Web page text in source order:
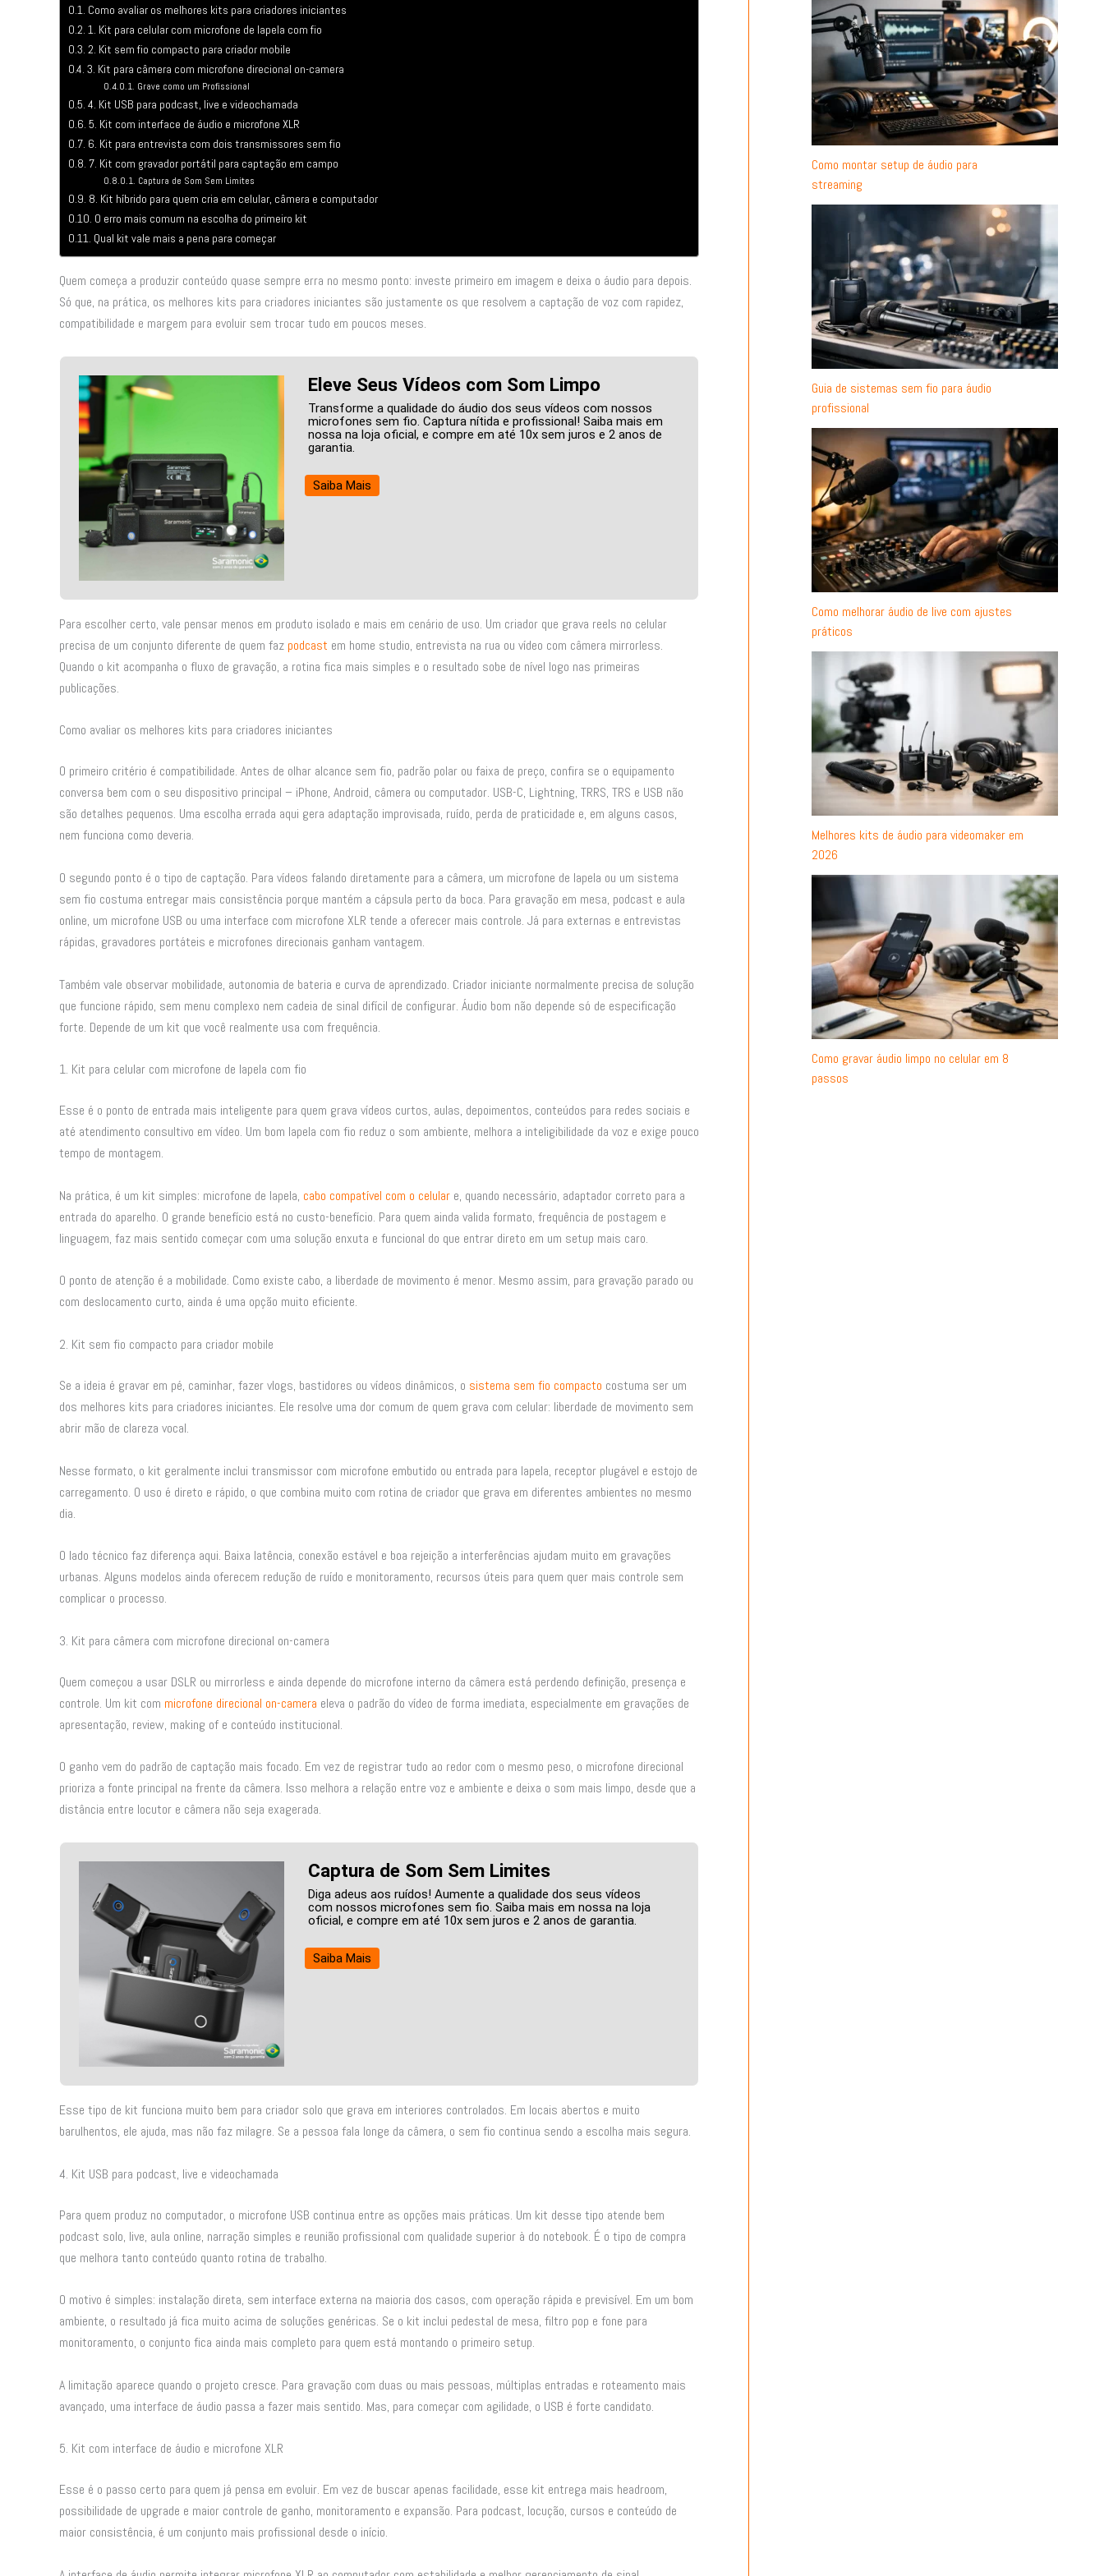
Como avaliar os melhores kits para criadores iniciantes
1. Kit para celular com microfone de lapela com fio
2. Kit sem fio compacto para criador mobile
3. Kit para câmera com microfone direcional on-camera
Grave como um Profissional
4. Kit USB para podcast, live e videochamada
5. Kit com interface de áudio e microfone XLR
6. Kit para entrevista com dois transmissores sem fio
7. Kit com gravador portátil para captação em campo
Captura de Som Sem Limites
8. Kit híbrido para quem cria em celular, câmera e computador
O erro mais comum na escolha do primeiro kit
Qual kit vale mais a pena para começar
Quem começa a produzir conteúdo quase sempre erra no mesmo ponto: investe primeiro em imagem e deixa o áudio para depois.
Só que, na prática, os melhores kits para criadores iniciantes são justamente os que resolvem a captação de voz com rapidez,
compatibilidade e margem para evoluir sem trocar tudo em poucos meses.
Eleve Seus Vídeos com Som Limpo
Transforme a qualidade do áudio dos seus vídeos com nossos
microfones sem fio. Captura nítida e profissional! Saiba mais em
nossa na loja oficial, e compre em até 10x sem juros e 2 anos de
garantia.
Saiba Mais
Para escolher certo, vale pensar menos em produto isolado e mais em cenário de uso. Um criador que grava reels no celular
precisa de um conjunto diferente de quem faz podcast em home studio, entrevista na rua ou vídeo com câmera mirrorless.
Quando o kit acompanha o fluxo de gravação, a rotina fica mais simples e o resultado sobe de nível logo nas primeiras
publicações.
Como avaliar os melhores kits para criadores iniciantes
O primeiro critério é compatibilidade. Antes de olhar alcance sem fio, padrão polar ou faixa de preço, confira se o equipamento
conversa bem com o seu dispositivo principal – iPhone, Android, câmera ou computador. USB-C, Lightning, TRRS, TRS e USB não
são detalhes pequenos. Uma escolha errada aqui gera adaptação improvisada, ruído, perda de praticidade e, em alguns casos,
nem funciona como deveria.
O segundo ponto é o tipo de captação. Para vídeos falando diretamente para a câmera, um microfone de lapela ou um sistema
sem fio costuma entregar mais consistência porque mantém a cápsula perto da boca. Para gravação em mesa, podcast e aula
online, um microfone USB ou uma interface com microfone XLR tende a oferecer mais controle. Já para externas e entrevistas
rápidas, gravadores portáteis e microfones direcionais ganham vantagem.
Também vale observar mobilidade, autonomia de bateria e curva de aprendizado. Criador iniciante normalmente precisa de solução
que funcione rápido, sem menu complexo nem cadeia de sinal difícil de configurar. Áudio bom não depende só de especificação
forte. Depende de um kit que você realmente usa com frequência.
1. Kit para celular com microfone de lapela com fio
Esse é o ponto de entrada mais inteligente para quem grava vídeos curtos, aulas, depoimentos, conteúdos para redes sociais e
até atendimento consultivo em vídeo. Um bom lapela com fio reduz o som ambiente, melhora a inteligibilidade da voz e exige pouco
tempo de montagem.
Na prática, é um kit simples: microfone de lapela, cabo compatível com o celular e, quando necessário, adaptador correto para a
entrada do aparelho. O grande benefício está no custo-benefício. Para quem ainda valida formato, frequência de postagem e
linguagem, faz mais sentido começar com uma solução enxuta e funcional do que entrar direto em um setup mais caro.
O ponto de atenção é a mobilidade. Como existe cabo, a liberdade de movimento é menor. Mesmo assim, para gravação parado ou
com deslocamento curto, ainda é uma opção muito eficiente.
2. Kit sem fio compacto para criador mobile
Se a ideia é gravar em pé, caminhar, fazer vlogs, bastidores ou vídeos dinâmicos, o sistema sem fio compacto costuma ser um
dos melhores kits para criadores iniciantes. Ele resolve uma dor comum de quem grava com celular: liberdade de movimento sem
abrir mão de clareza vocal.
Nesse formato, o kit geralmente inclui transmissor com microfone embutido ou entrada para lapela, receptor plugável e estojo de
carregamento. O uso é direto e rápido, o que combina muito com rotina de criador que grava em diferentes ambientes no mesmo
dia.
O lado técnico faz diferença aqui. Baixa latência, conexão estável e boa rejeição a interferências ajudam muito em gravações
urbanas. Alguns modelos ainda oferecem redução de ruído e monitoramento, recursos úteis para quem quer mais controle sem
complicar o processo.
3. Kit para câmera com microfone direcional on-camera
Quem começou a usar DSLR ou mirrorless e ainda depende do microfone interno da câmera está perdendo definição, presença e
controle. Um kit com microfone direcional on-camera eleva o padrão do vídeo de forma imediata, especialmente em gravações de
apresentação, review, making of e conteúdo institucional.
O ganho vem do padrão de captação mais focado. Em vez de registrar tudo ao redor com o mesmo peso, o microfone direcional
prioriza a fonte principal na frente da câmera. Isso melhora a relação entre voz e ambiente e deixa o som mais limpo, desde que a
distância entre locutor e câmera não seja exagerada.
Captura de Som Sem Limites
Diga adeus aos ruídos! Aumente a qualidade dos seus vídeos
com nossos microfones sem fio. Saiba mais em nossa na loja
oficial, e compre em até 10x sem juros e 2 anos de garantia.
Saiba Mais
Esse tipo de kit funciona muito bem para criador solo que grava em interiores controlados. Em locais abertos e muito
barulhentos, ele ajuda, mas não faz milagre. Se a pessoa fala longe da câmera, o sem fio continua sendo a escolha mais segura.
4. Kit USB para podcast, live e videochamada
Para quem produz no computador, o microfone USB continua entre as opções mais práticas. Um kit desse tipo atende bem
podcast solo, live, aula online, narração simples e reunião profissional com qualidade superior à do notebook. É o tipo de compra
que melhora tanto conteúdo quanto rotina de trabalho.
O motivo é simples: instalação direta, sem interface externa na maioria dos casos, com operação rápida e previsível. Em um bom
ambiente, o resultado já fica muito acima de soluções genéricas. Se o kit inclui pedestal de mesa, filtro pop e fone para
monitoramento, o conjunto fica ainda mais completo para quem está montando o primeiro setup.
A limitação aparece quando o projeto cresce. Para gravação com duas ou mais pessoas, múltiplas entradas e roteamento mais
avançado, uma interface de áudio passa a fazer mais sentido. Mas, para começar com agilidade, o USB é forte candidato.
5. Kit com interface de áudio e microfone XLR
Esse é o passo certo para quem já pensa em evoluir. Em vez de buscar apenas facilidade, esse kit entrega mais headroom,
possibilidade de upgrade e maior controle de ganho, monitoramento e expansão. Para podcast, locução, cursos e conteúdo de
maior consistência, é um conjunto mais profissional desde o início.
Como montar setup de áudio para
streaming
Guia de sistemas sem fio para áudio
profissional
Como melhorar áudio de live com ajustes
práticos
Melhores kits de áudio para videomaker em
2026
Como gravar áudio limpo no celular em 8
passos